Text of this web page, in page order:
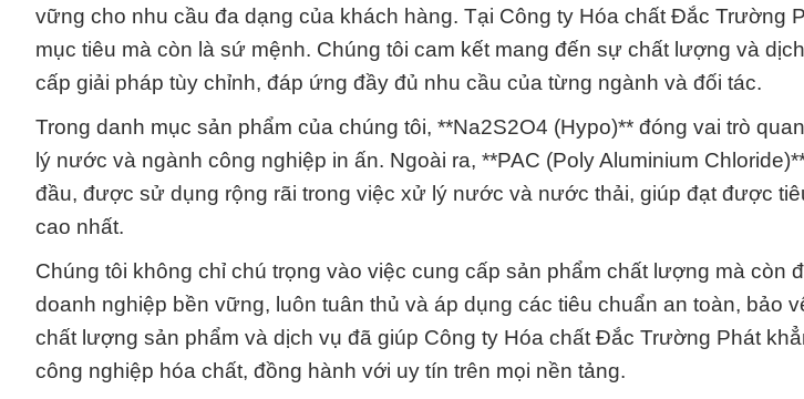
vững cho nhu cầu đa dạng của khách hàng. Tại Công ty Hóa chất Đắc Trường
mục tiêu mà còn là sứ mệnh. Chúng tôi cam kết mang đến sự chất lượng và
cấp giải pháp tùy chỉnh, đáp ứng đầy đủ nhu cầu của từng ngành và đối tác.
Trong danh mục sản phẩm của chúng tôi, **Na2S2O4 (Hypo)** đóng vai trò
lý nước và ngành công nghiệp in ấn. Ngoài ra, **PAC (Poly Aluminium
đầu, được sử dụng rộng rãi trong việc xử lý nước và nước thải, giúp đạt được
cao nhất.
Chúng tôi không chỉ chú trọng vào việc cung cấp sản phẩm chất lượng mà còn
doanh nghiệp bền vững, luôn tuân thủ và áp dụng các tiêu chuẩn an toàn, bảo
chất lượng sản phẩm và dịch vụ đã giúp Công ty Hóa chất Đắc Trường Phát
công nghiệp hóa chất, đồng hành với uy tín trên mọi nền tảng.